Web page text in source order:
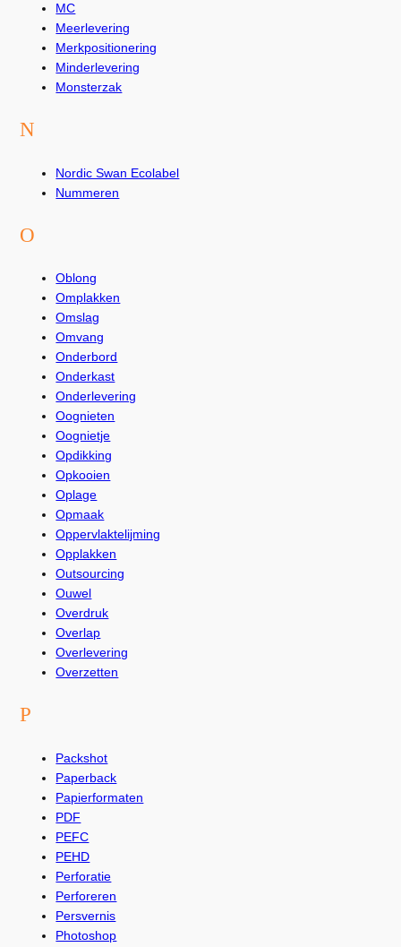
MC
Meerlevering
Merkpositionering
Minderlevering
Monsterzak
N
Nordic Swan Ecolabel
Nummeren
O
Oblong
Omplakken
Omslag
Omvang
Onderbord
Onderkast
Onderlevering
Oognieten
Oognietje
Opdikking
Opkooien
Oplage
Opmaak
Oppervlaktelijming
Opplakken
Outsourcing
Ouwel
Overdruk
Overlap
Overlevering
Overzetten
P
Packshot
Paperback
Papierformaten
PDF
PEFC
PEHD
Perforatie
Perforeren
Persvernis
Photoshop